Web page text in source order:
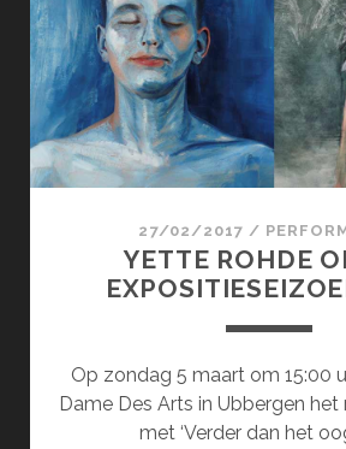
27/02/2017 /
YETTE ROHDE
Op zondag 5 maart om 15:00
Dame Des Arts in Ubbergen het
met ‘Verder dan het